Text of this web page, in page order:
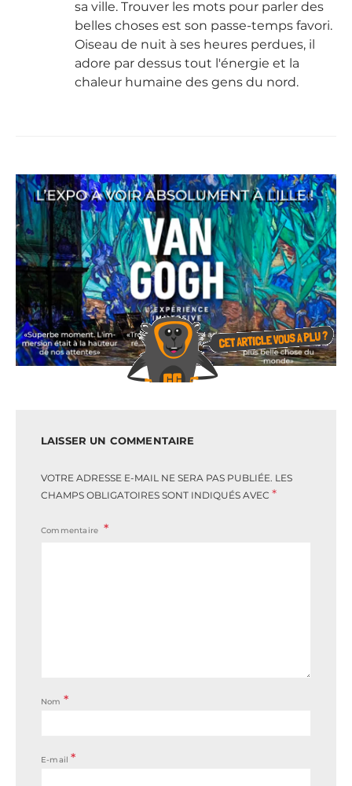
sa ville. Trouver les mots pour parler des
belles choses est son passe-temps favori.
Oiseau de nuit à ses heures perdues, il
adore par dessus tout l'énergie et la
chaleur humaine des gens du nord.
LAISSER UN COMMENTAIRE
VOTRE ADRESSE E-MAIL NE SERA PAS PUBLIÉE. LES
CHAMPS OBLIGATOIRES SONT INDIQUÉS AVEC *
Commentaire
Nom *
E-mail*